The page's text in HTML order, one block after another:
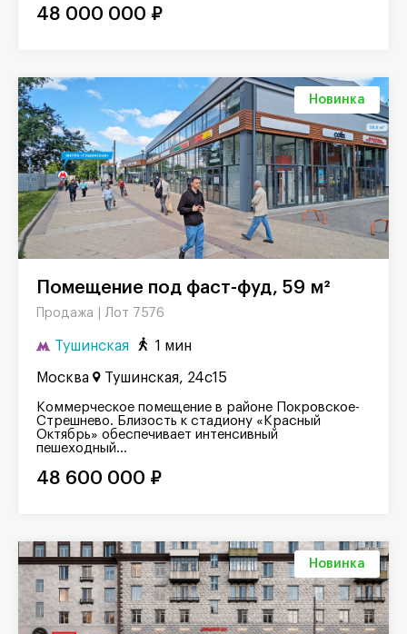
48 000 000 ₽
Новинка
Помещение под фаст-фуд, 59 м²
Продажа | Лот 7576
Тушинская 1 мин
Москва Тушинская, 24с15
Коммерческое помещение в районе Покровское-
Стрешнево. Близость к стадиону «Красный
Октябрь» обеспечивает интенсивный
пешеходный...
48 600 000 ₽
Новинка